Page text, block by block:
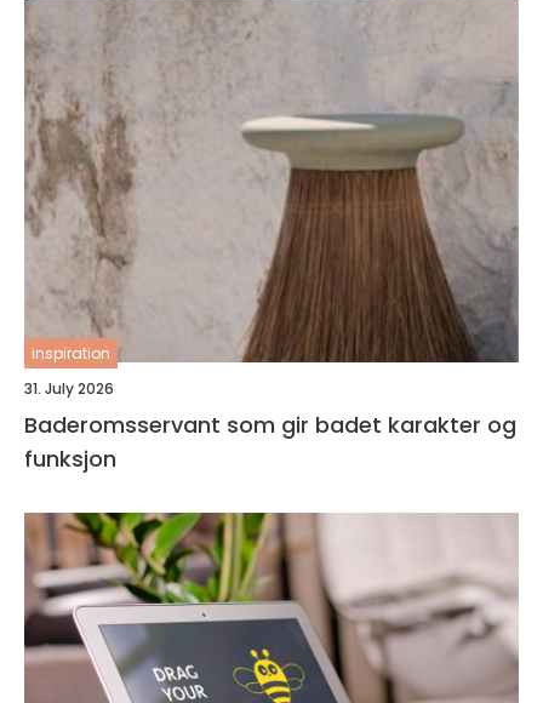
inspiration
31. July 2026
Baderomsservant som gir badet karakter og
funksjon